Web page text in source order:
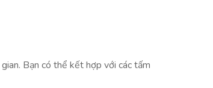
Bạn có thể kết hợp với các tấm